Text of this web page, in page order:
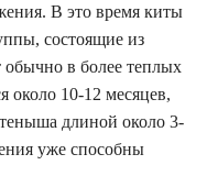
В это время киты
состоящие из
в более теплых
около 10-12 месяцев,
длиной около 3-
уже способны